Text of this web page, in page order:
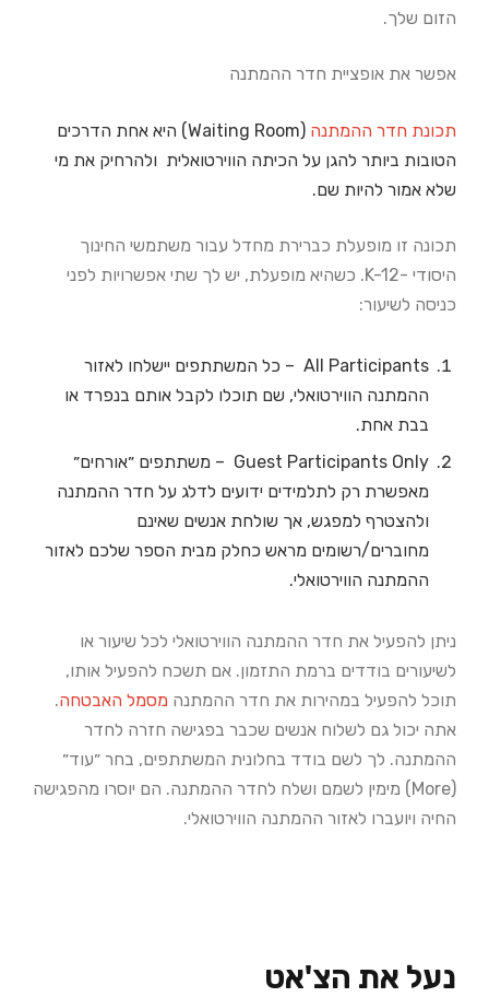
הזום שלך.
אפשר את אופציית חדר ההמתנה
תכונת חדר ההמתנה
(Waiting Room) היא אחת הדרכים
הטובות ביותר להגן על הכיתה הווירטואלית ולהרחיק את מי
שלא אמור להיות שם.
תכונה זו מופעלת כברירת מחדל עבור משתמשי החינוך
היסודי -K-12. כשהיא מופעלת, יש לך שתי אפשרויות לפני
כניסה לשיעור:
All Participants – כל המשתתפים יישלחו לאזור
ההמתנה הווירטואלי, שם תוכלו לקבל אותם בנפרד או
בבת אחת.
Guest Participants Only – משתתפים ״אורחים״
מאפשרת רק לתלמידים ידועים לדלג על חדר ההמתנה
ולהצטרף למפגש, אך שולחת אנשים שאינם
מחוברים/רשומים מראש כחלק מבית הספר שלכם לאזור
ההמתנה הווירטואלי.
ניתן להפעיל את חדר ההמתנה הווירטואלי לכל שיעור או
לשיעורים בודדים ברמת התזמון. אם תשכח להפעיל אותו,
תוכל להפעיל במהירות את חדר ההמתנה מסמל האבטחה.
אתה יכול גם לשלוח אנשים שכבר בפגישה חזרה לחדר
ההמתנה. לך לשם בודד בחלונית המשתתפים, בחר ״עוד״
(More) מימין לשמם ושלח לחדר ההמתנה. הם יוסרו מהפגישה
החיה ויועברו לאזור ההמתנה הווירטואלי.
נעל את הצ'אט